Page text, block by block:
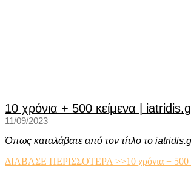
10 χρόνια + 500 κείμενα |
11/09/2023
Όπως καταλάβατε από τον τίτλο το iatridis.gr
ΔΙΑΒΑΣΕ ΠΕΡΙΣΣΟΤΕΡΑ >>10 χρόνια +